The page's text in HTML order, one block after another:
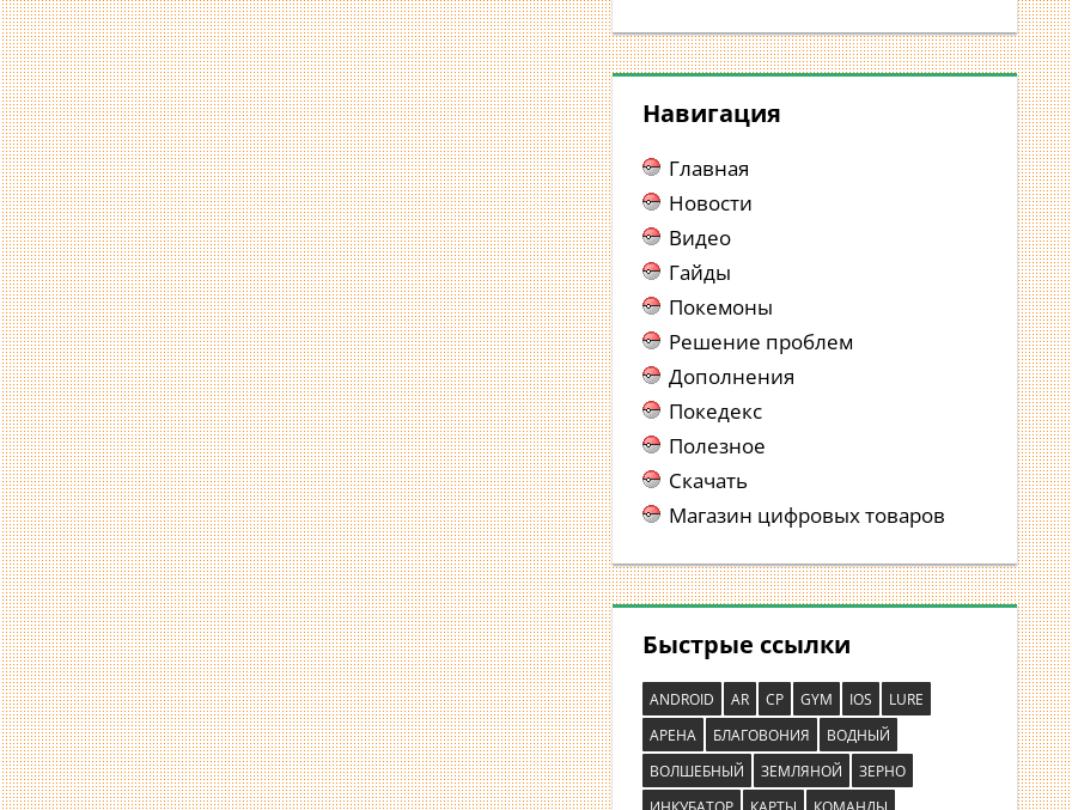
Навигация
Главная
Новости
Видео
Гайды
Покемоны
Решение проблем
Дополнения
Покедекс
Полезное
Скачать
Магазин цифровых товаров
Быстрые ссылки
ANDROID AR CP GYM IOS
LURE
АРЕНА
БЛАГОВОНИЯ
ВОДНЫЙ
ВОЛШЕБНЫЙ
ЗЕМЛЯНОЙ
ЗЕРНО